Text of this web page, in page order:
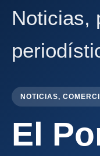
Noticias,
NOTICIAS,
El